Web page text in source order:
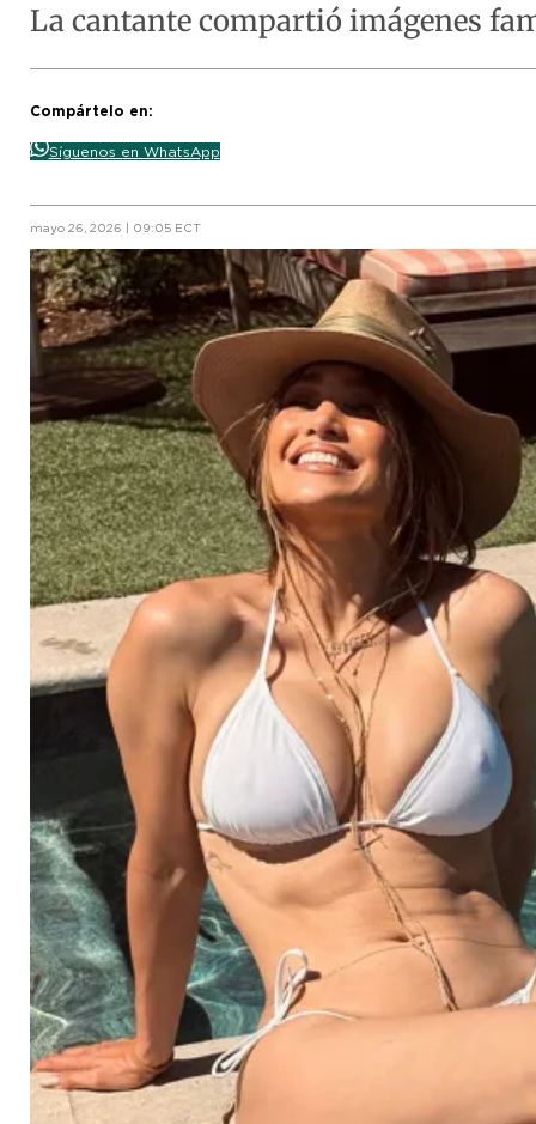
La cantante compartió imágenes
Compártelo en:
Síguenos en WhatsApp
mayo 26, 2026 | 09:05 ECT